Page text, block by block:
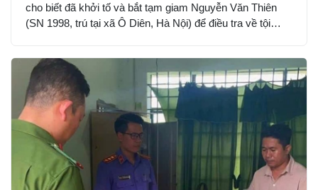
cho biết đã khởi tố và bắt tạm giam Nguyễn Văn Thiên
(SN 1998, trú tại xã Ô Diên, Hà Nội) để điều tra về tội